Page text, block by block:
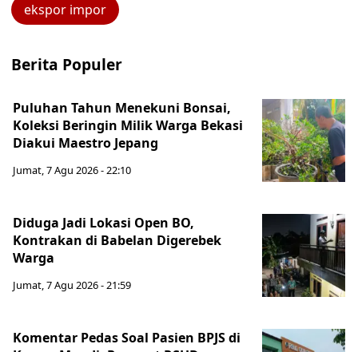
ekspor impor
Berita Populer
Puluhan Tahun Menekuni Bonsai,
Koleksi Beringin Milik Warga Bekasi
Diakui Maestro Jepang
Jumat, 7 Agu 2026 - 22:10
Diduga Jadi Lokasi Open BO,
Kontrakan di Babelan Digerebek
Warga
Jumat, 7 Agu 2026 - 21:59
Komentar Pedas Soal Pasien BPJS di